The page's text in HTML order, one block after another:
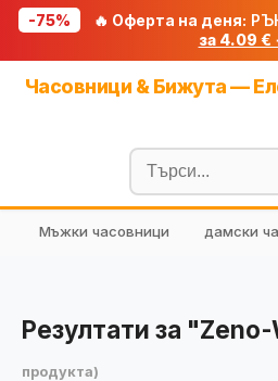
-75% 🔥 Оферта на деня:
за 4.09 €
Часовници & Бижута —
Блог
🧮
🔍 Намери
Мъжки часовници дамски
Резултати за
продукта)